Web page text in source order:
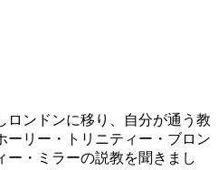
ロンドンに移り、自分が通う教
ーリー・トリニティー・ブロン
ー・ミラーの説教を聞きまし